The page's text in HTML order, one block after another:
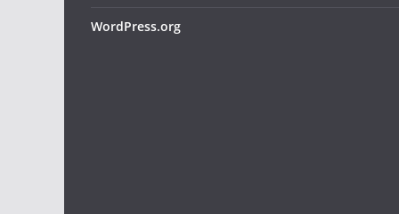
WordPress.org